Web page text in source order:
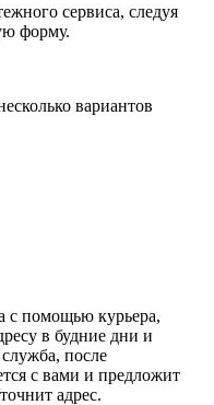
сервиса, следуя
форму.
вариантов
с помощью курьера,
в будние дни и
после
с вами и предложит
адрес.